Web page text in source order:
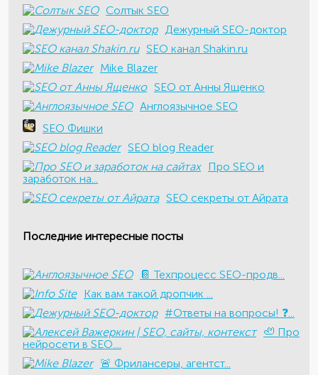
Солтык SEO
Дежурный SEO-доктор
SEO канал Shakin.ru
Mike Blazer
SEO от Анны Ященко
Англоязычное SEO
SEO Фишки
SEO blog Reader
Про SEO и
заработок на...
SEO секреты от Айрата
Последние интересные посты
📔 Техпроцесс SEO-продв...
Как вам такой дропчик ...
#Ответы на вопросы! ❓...
🦥 Про
нейросети в SEO....
​🚨 Фрилансеры, агентст...